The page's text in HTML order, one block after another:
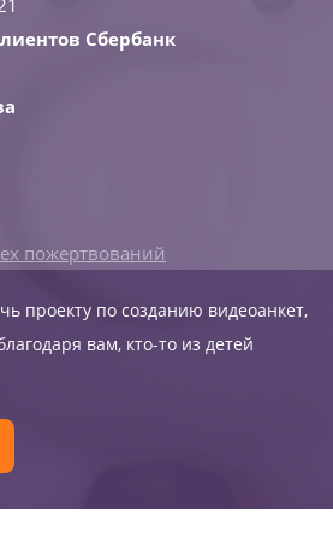
Сбербанк
пожертвований
проекту по созданию видеоанкет,
вам, кто-то из детей